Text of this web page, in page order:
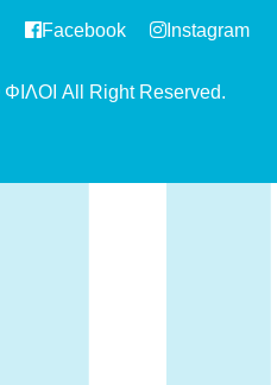
Facebook Instagram
All Right Reserved.